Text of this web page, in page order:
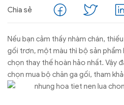
Chia sẻ
Nếu bạn cảm thấy nhàm chán,
gối trơn, một màu thì bộ sản
chọn thay thế hoàn hảo nhất. Vậy
chọn mua bộ chăn ga gối, tham
rõ hơn điều đó.